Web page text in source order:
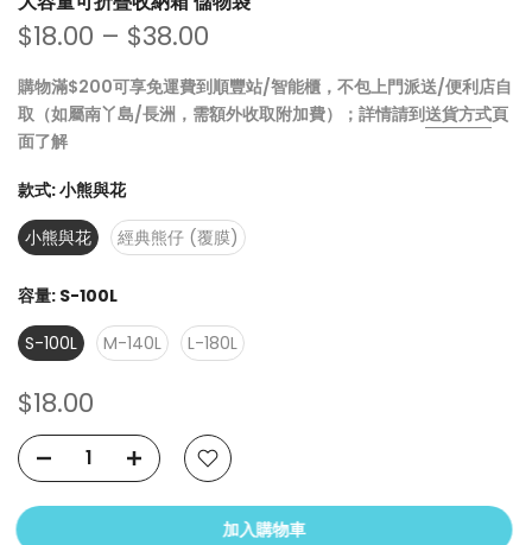
$18.00 – $38.00
購物滿$200可享免運費到順豐站/智能櫃，不包上門派送/便利店自
取（如屬南丫島/長洲，需額外收取附加費）；詳情請到送貨方式頁
面了解
款式:小熊與花
小熊與花
經典熊仔 (覆膜)
容量: S-100L
S-100L
M-140L L-180L
$18.00
加入購物車